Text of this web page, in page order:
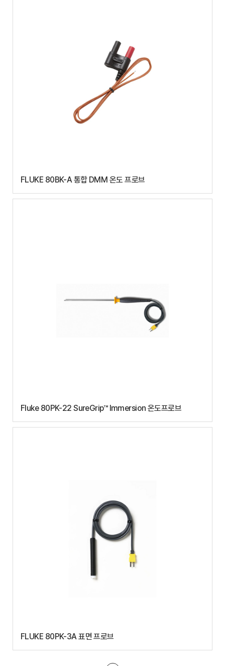
FLUKE 80BK-A 통합 DMM 온도 프로브
Fluke 80PK-22 SureGrip™ Immersion 온도프로브
FLUKE 80PK-3A 표면 프로브